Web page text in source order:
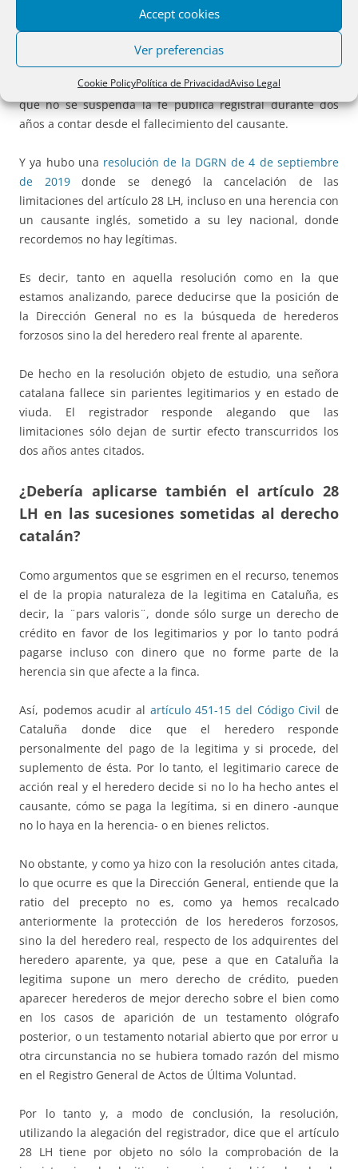
Accept cookies
Ver preferencias
Cookie PolicyPolítica de PrivacidadAviso Legal
que el causante carecía de parientes con derecho a la
legítima.
La utilidad de la pretensión del notario es la de que
desaparezca la limitación del artículo 28 LH, y por lo tanto,
que no se suspenda la fe pública registral durante dos
años a contar desde el fallecimiento del causante.
Y ya hubo una resolución de la DGRN de 4 de septiembre
de 2019donde se denegó la cancelación de las
limitaciones del artículo 28 LH, incluso en una herencia con
un causante inglés, sometido a su ley nacional, donde
recordemos no hay legítimas.
Es decir, tanto en aquella resolución como en la que
estamos analizando, parece deducirse que la posición de
la Dirección General no es la búsqueda de herederos
forzosos sino la del heredero real frente al aparente.
De hecho en la resolución objeto de estudio, una señora
catalana fallece sin parientes legitimarios y en estado de
viuda. El registrador responde alegando que las
limitaciones sólo dejan de surtir efecto transcurridos los
dos años antes citados.
¿Debería aplicarse también el artículo 28
LH en las sucesiones sometidas al derecho
catalán?
Como argumentos que se esgrimen en el recurso, tenemos
el de la propia naturaleza de la legitima en Cataluña, es
decir, la ¨pars valoris¨, donde sólo surge un derecho de
crédito en favor de los legitimarios y por lo tanto podrá
pagarse incluso con dinero que no forme parte de la
herencia sin que afecte a la finca.
Así, podemos acudir al artículo 451-15 del Código Civil de
Cataluña donde dice que el heredero responde
personalmente del pago de la legitima y si procede, del
suplemento de ésta. Por lo tanto, el legitimario carece de
acción real y el heredero decide si no lo ha hecho antes el
causante, cómo se paga la legítima, si en dinero -aunque
no lo haya en la herencia- o en bienes relictos.
No obstante, y como ya hizo con la resolución antes citada,
lo que ocurre es que la Dirección General, entiende que la
ratio del precepto no es, como ya hemos recalcado
anteriormente la protección de los herederos forzosos,
sino la del heredero real, respecto de los adquirentes del
heredero aparente, ya que, pese a que en Cataluña la
legitima supone un mero derecho de crédito, pueden
aparecer herederos de mejor derecho sobre el bien como
en los casos de aparición de un testamento ológrafo
posterior, o un testamento notarial abierto que por error u
otra circunstancia no se hubiera tomado razón del mismo
en el Registro General de Actos de Última Voluntad.
Por lo tanto y, a modo de conclusión, la resolución,
utilizando la alegación del registrador, dice que el artículo
28 LH tiene por objeto no sólo la comprobación de la